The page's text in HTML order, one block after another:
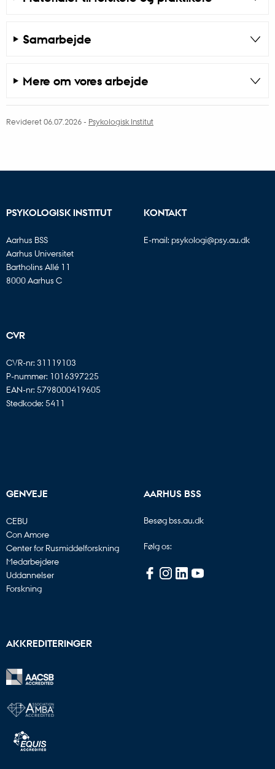
Samarbejde
Mere om vores arbejde
Revideret 06.07.2026- Psykologisk Institut
PSYKOLOGISK INSTITUT
Aarhus BSS
Aarhus Universitet
Bartholins Allé 11
8000 Aarhus C
KONTAKT
E-mail: psykologi@psy.au.dk
CVR
CVR-nr: 31119103
P-nummer: 1016397225
EAN-nr: 5798000419605
Stedkode: 5411
GENVEJE
CEBU
Con Amore
Center for Rusmiddelforskning
Medarbejdere
Uddannelser
Forskning
AARHUS BSS
Besøg bss.au.dk
Følg os:
AKKREDITERINGER